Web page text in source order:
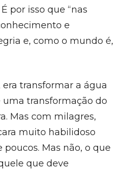
por isso que “nas
e
e, como o mundo é,
transformar a água
transformação do
Mas com milagres,
muito habilidoso
Mas não, o que
que deve